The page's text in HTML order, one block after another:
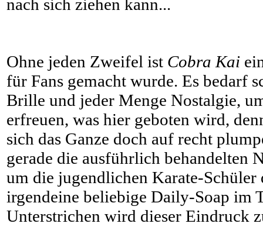
nach sich ziehen kann...
Ohne jeden Zweifel ist Cobra Kai
für Fans gemacht wurde. Es bedarf
Brille und jeder Menge Nostalgie,
erfreuen, was hier geboten wird,
sich das Ganze doch auf recht
gerade die ausführlich behandelten
um die jugendlichen Karate-Schüler
irgendeine beliebige Daily-Soap im
Unterstrichen wird dieser Eindruck